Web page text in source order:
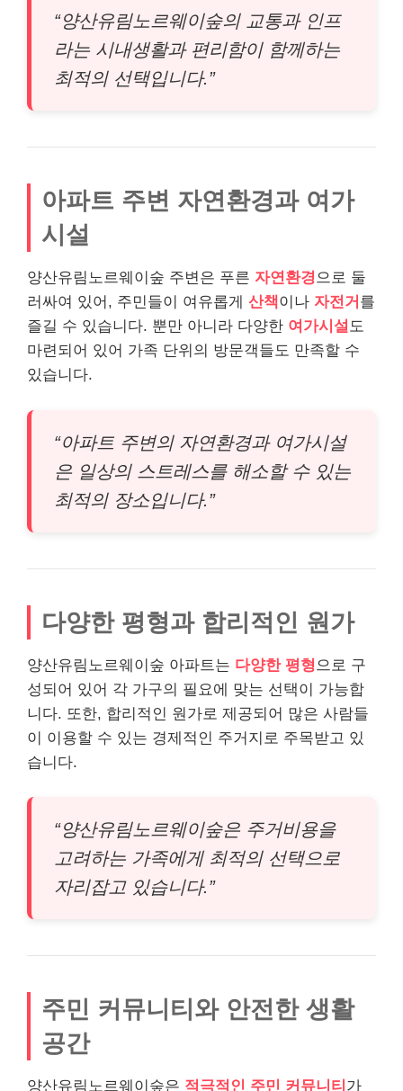
“양산유림노르웨이숲의 교통과 인프
라는 시내생활과 편리함이 함께하는
최적의 선택입니다.”
아파트 주변 자연환경과 여가
시설
양산유림노르웨이숲 주변은 푸른 자연환경으로 둘
러싸여 있어, 주민들이 여유롭게 산책이나 자전거 를
즐길 수 있습니다. 뿐만 아니라 다양한 여가시설도
마련되어 있어 가족 단위의 방문객들도 만족할 수
있습니다.
“아파트 주변의 자연환경과 여가시설
은 일상의 스트레스를 해소할 수 있는
최적의 장소입니다.”
다양한 평형과 합리적인 원가
양산유림노르웨이숲 아파트는 다양한 평형 으로 구
성되어 있어 각 가구의 필요에 맞는 선택이 가능합
니다. 또한, 합리적인 원가로 제공되어 많은 사람들
이 이용할 수 있는 경제적인 주거지로 주목받고 있
습니다.
“양산유림노르웨이숲은 주거비용을
고려하는 가족에게 최적의 선택으로
자리잡고 있습니다.”
주민 커뮤니티와 안전한 생활
공간
양산유림노르웨이숲은 적극적인 주민 커뮤니티 가